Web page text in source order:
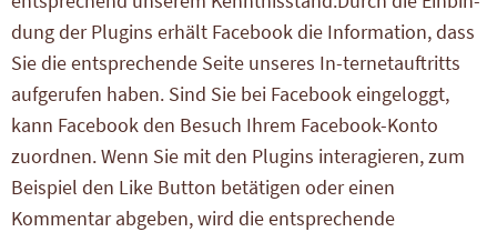
dung der Plugins erhält Facebook die Information, dass
Sie die entsprechende Seite unseres In-ternetauftritts
aufgerufen haben. Sind Sie bei Facebook eingeloggt,
kann Facebook den Besuch Ihrem Facebook-Konto
zuordnen. Wenn Sie mit den Plugins interagieren, zum
Beispiel den Like Button betätigen oder einen
Kommentar abgeben, wird die entsprechende